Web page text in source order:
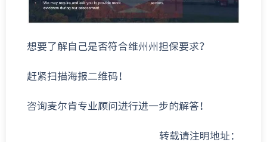
想要了解自己是否符合维州州担保要求？
赶紧扫描海报二维码！
咨询麦尔肯专业顾问进行进一步的解答！
转载请注明地址：